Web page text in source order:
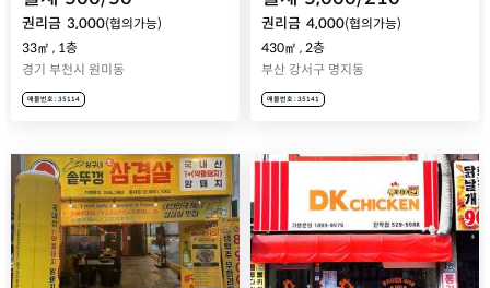
권리금 3,000(협의가능)
33㎡ , 1층
경기 부천시 원미동
매물번호 : 35114
권리금 4,000(협의가능)
430㎡ , 2층
부산 강서구 명지동
매물번호 : 35141